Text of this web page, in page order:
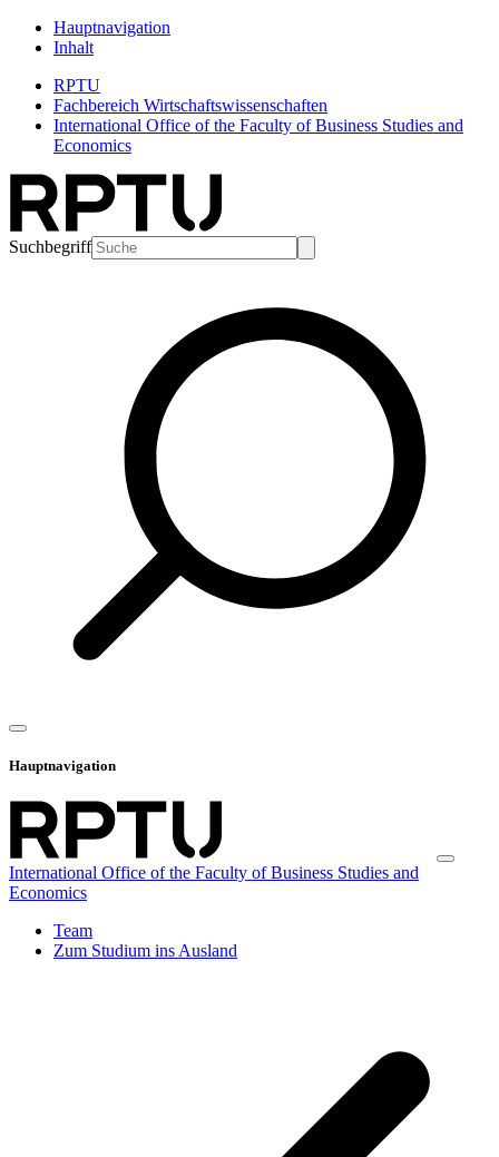
Hauptnavigation
Inhalt
RPTU
Fachbereich Wirtschaftswissenschaften
International Office of the Faculty of Business Studies and
Economics
Suchbegriff
Hauptnavigation
International Office of the Faculty of Business Studies and
Economics
Team
Zum Studium ins Ausland